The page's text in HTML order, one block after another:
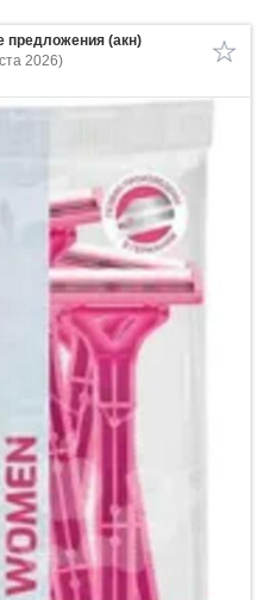
предложения (акн)
2026)